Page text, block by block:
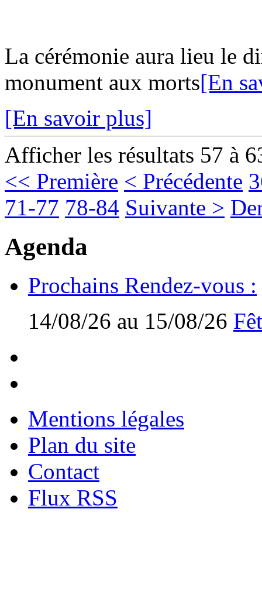
La cérémonie aura lieu le
monument aux morts[En
[En savoir plus]
Afficher les résultats 57 à
<< Première < Précédente
71-77 78-84 Suivante >
Agenda
Prochains Rendez-vous :
14/08/26 au 15/08/26
Mentions légales
Plan du site
Contact
Flux RSS